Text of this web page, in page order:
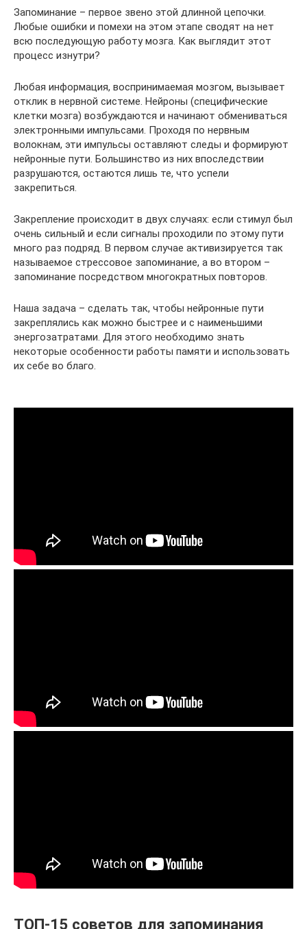
Запоминание – первое звено этой длинной цепочки.
Любые ошибки и помехи на этом этапе сводят на нет
всю последующую работу мозга. Как выглядит этот
процесс изнутри?
Любая информация, воспринимаемая мозгом, вызывает
отклик в нервной системе. Нейроны (специфические
клетки мозга) возбуждаются и начинают обмениваться
электронными импульсами. Проходя по нервным
волокнам, эти импульсы оставляют следы и формируют
нейронные пути. Большинство из них впоследствии
разрушаются, остаются лишь те, что успели
закрепиться.
Закрепление происходит в двух случаях: если стимул был
очень сильный и если сигналы проходили по этому пути
много раз подряд. В первом случае активизируется так
называемое стрессовое запоминание, а во втором –
запоминание посредством многократных повторов.
Наша задача – сделать так, чтобы нейронные пути
закреплялись как можно быстрее и с наименьшими
энергозатратами. Для этого необходимо знать
некоторые особенности работы памяти и использовать
их себе во благо.
ТОП-15 советов для запоминания